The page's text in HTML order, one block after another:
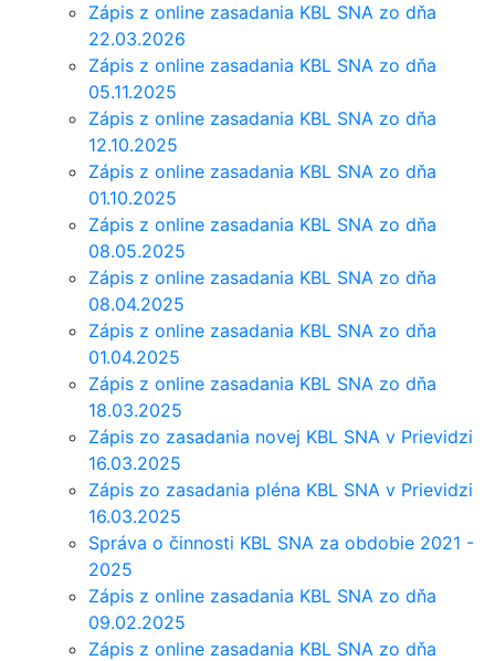
Zápis z online zasadania KBL SNA zo dňa
22.03.2026
Zápis z online zasadania KBL SNA zo dňa
05.11.2025
Zápis z online zasadania KBL SNA zo dňa
12.10.2025
Zápis z online zasadania KBL SNA zo dňa
01.10.2025
Zápis z online zasadania KBL SNA zo dňa
08.05.2025
Zápis z online zasadania KBL SNA zo dňa
08.04.2025
Zápis z online zasadania KBL SNA zo dňa
01.04.2025
Zápis z online zasadania KBL SNA zo dňa
18.03.2025
Zápis zo zasadania novej KBL SNA v Prievidzi
16.03.2025
Zápis zo zasadania pléna KBL SNA v Prievidzi
16.03.2025
Správa o činnosti KBL SNA za obdobie 2021 -
2025
Zápis z online zasadania KBL SNA zo dňa
09.02.2025
Zápis z online zasadania KBL SNA zo dňa